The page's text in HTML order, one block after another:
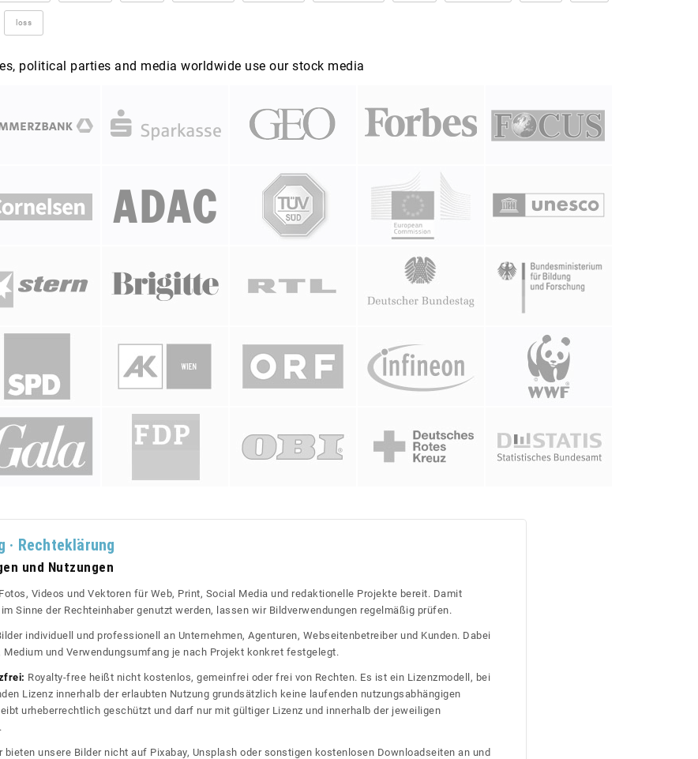
loss
political parties and media worldwide use our stock media
· Rechteklärung
und Nutzungen
Videos und Vektoren für Web, Print, Social Media und redaktionelle Projekte bereit. Damit
Sinne der Rechteinhaber genutzt werden, lassen wir Bildverwendungen regelmäßig prüfen.
individuell und professionell an Unternehmen, Agenturen, Webseitenbetreiber und Kunden. Dabei
Medium und Verwendungsumfang je nach Projekt konkret festgelegt.
Royalty-free heißt nicht kostenlos, gemeinfrei oder frei von Rechten. Es ist ein Lizenzmodell, bei
Lizenz innerhalb der erlaubten Nutzung grundsätzlich keine laufenden nutzungsabhängigen
urheberrechtlich geschützt und darf nur mit gültiger Lizenz und innerhalb der jeweiligen
bieten unsere Bilder nicht auf Pixabay, Unsplash oder sonstigen kostenlosen Downloadseiten an und